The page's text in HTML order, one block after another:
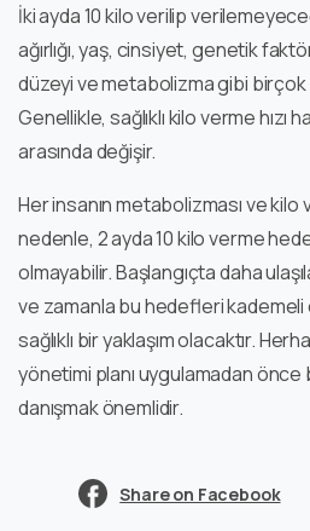
İki ayda 10 kilo verilip
ağırlığı, yaş, cinsiyet, genetik
düzeyi ve metabolizma gibi birçok
Genellikle, sağlıklı kilo verme hızı
arasında değişir.
Her insanın metabolizması ve kilo
nedenle, 2 ayda 10 kilo verme
olmayabilir. Başlangıçta daha
ve zamanla bu hedefleri
sağlıklı bir yaklaşım olacaktır.
yönetimi planı uygulamadan önce
danışmak önemlidir.
Share on Facebook